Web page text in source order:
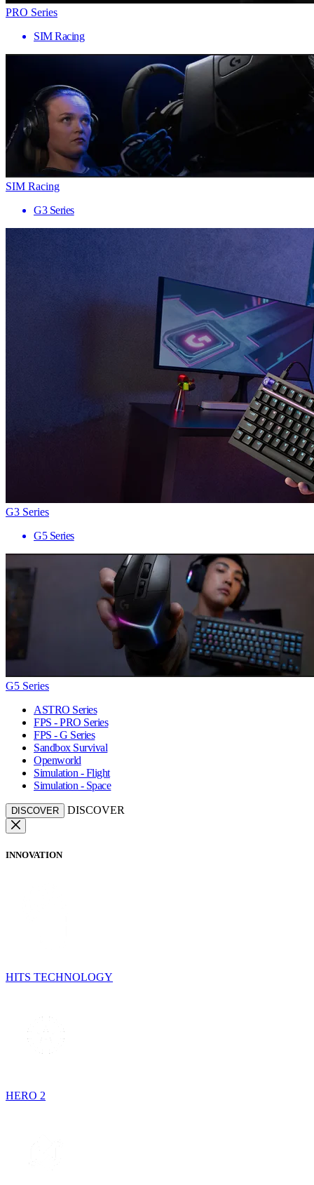
PRO Series
SIM Racing
SIM Racing
G3 Series
G3 Series
G5 Series
G5 Series
ASTRO Series
FPS - PRO Series
FPS - G Series
Sandbox Survival
Openworld
Simulation - Flight
Simulation - Space
DISCOVER DISCOVER
INNOVATION
HITS TECHNOLOGY
HERO 2